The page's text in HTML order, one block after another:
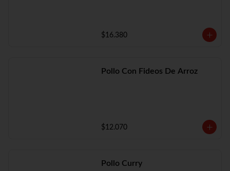
$16.380
Pollo Con Fideos De Arroz
$12.070
Pollo Curry